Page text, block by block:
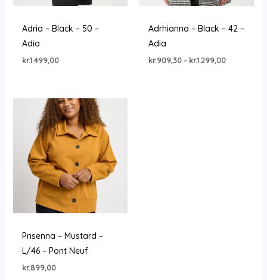
Adria – Black – 50 –
Adia
kr.1.499,00
Adrhianna – Black – 42 –
Adia
kr.909,30– kr.1.299,00
Pnsenna – Mustard –
L/46 – Pont Neuf
kr.899,00